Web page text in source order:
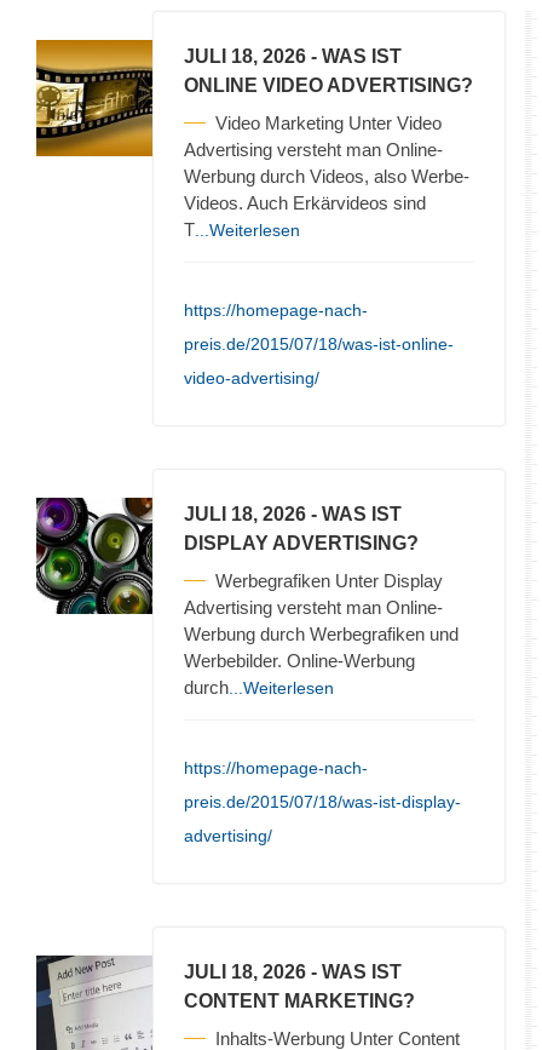
JULI 18, 2026 - WAS IST
ONLINE VIDEO ADVERTISING?
Video Marketing Unter Video
Advertising versteht man Online-
Werbung durch Videos, also Werbe-
Videos. Auch Erkärvideos sind
T ...Weiterlesen
https://homepage-nach-
preis.de/2015/07/18/was-ist-online-
video-advertising/
JULI 18, 2026 - WAS IST
DISPLAY ADVERTISING?
Werbegrafiken Unter Display
Advertising versteht man Online-
Werbung durch Werbegrafiken und
Werbebilder. Online-Werbung
durch ...Weiterlesen
https://homepage-nach-
preis.de/2015/07/18/was-ist-display-
advertising/
JULI 18, 2026 - WAS IST
CONTENT MARKETING?
Inhalts-Werbung Unter Content